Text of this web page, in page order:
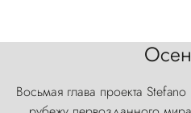
Восьмая глава проекта